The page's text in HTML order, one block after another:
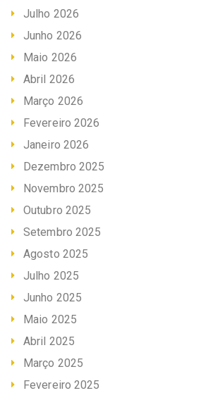
Julho 2026
Junho 2026
Maio 2026
Abril 2026
Março 2026
Fevereiro 2026
Janeiro 2026
Dezembro 2025
Novembro 2025
Outubro 2025
Setembro 2025
Agosto 2025
Julho 2025
Junho 2025
Maio 2025
Abril 2025
Março 2025
Fevereiro 2025